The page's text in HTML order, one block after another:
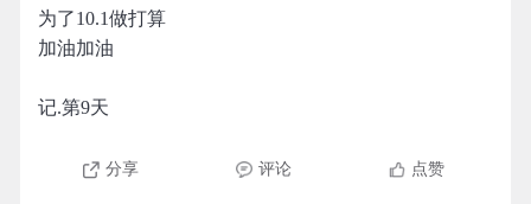
为了10.1做打算
加油加油
记.第9天
分享 评论 点赞